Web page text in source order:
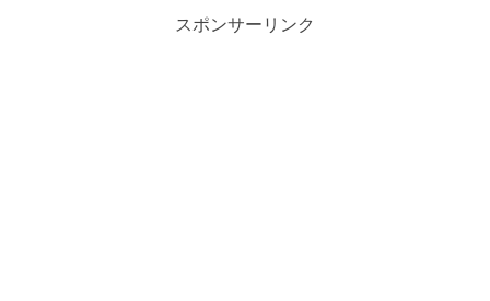
スポンサーリンク